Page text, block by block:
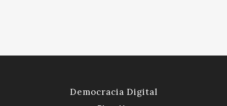
Democracia Digital